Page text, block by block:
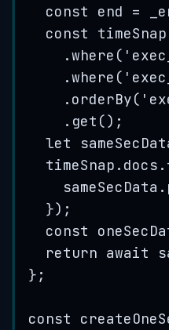
const
end =
const
timeSnap
.where ( '
.where ( '
. orderBy( '
. get () ;
let
timeSnap . docs .
sameSecData .
}) ;
const
return await
} ;
const